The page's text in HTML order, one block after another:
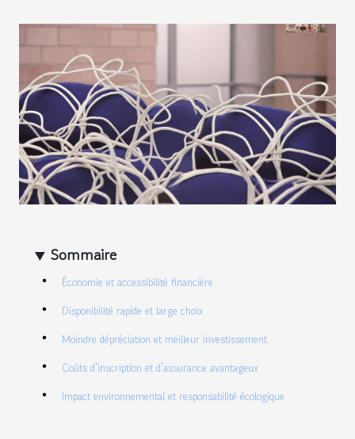
Sommaire
Économie et accessibilité financière
Disponibilité rapide et large choix
Moindre dépréciation et meilleur investissement
Coûts d'inscription et d'assurance avantageux
Impact environnemental et responsabilité écologique